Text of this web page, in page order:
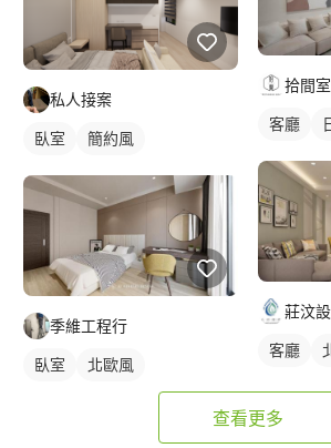
私人接案
臥室 簡約風
季維工程行
臥室 北歐風
拾間
客廳
莊汶
客廳
查看更多